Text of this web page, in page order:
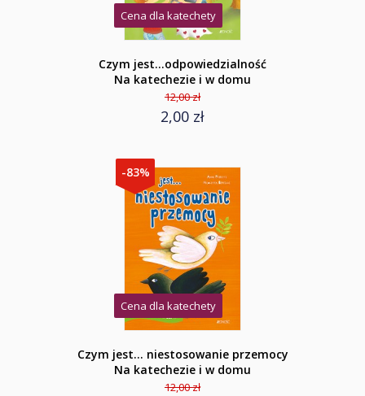
Cena dla katechety
Czym jest...odpowiedzialność
Na katechezie i w domu
12,00 zł
2,00 zł
-83%
Cena dla katechety
Czym jest... niestosowanie przemocy
Na katechezie i w domu
12,00 zł